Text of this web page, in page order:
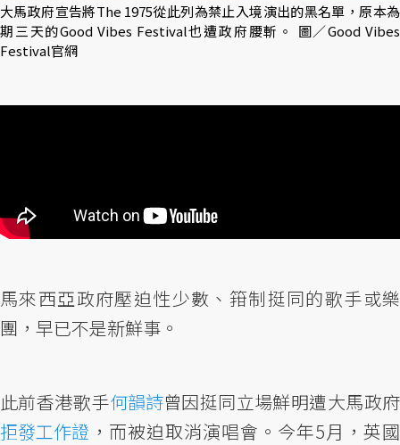
大馬政府宣告將The 1975從此列為禁止入境演出的黑名單，原本為
期三天的Good Vibes Festival也遭政府腰斬。 圖／Good Vibes
Festival官網
馬來西亞政府壓迫性少數、箝制挺同的歌手或樂
團，早已不是新鮮事。
此前香港歌手何韻詩曾因挺同立場鮮明遭大馬政府
拒發工作證 ，而被迫取消演唱會。今年5月，英國